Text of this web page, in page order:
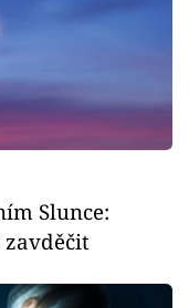
Slunce:
zavděčit